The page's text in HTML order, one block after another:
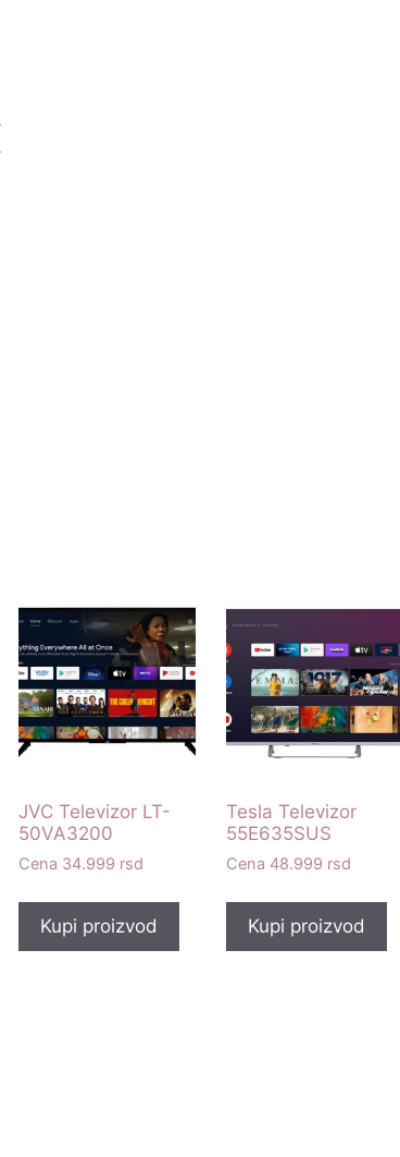
JVC Televizor LT-
50VA3200
34.999 rsd
Kupi proizvod
Tesla Televizor
55E635SUS
48.999 rsd
Kupi proizvod